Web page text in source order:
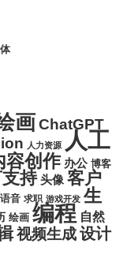
画ChatGPT
人力资源 人工
容创作 办公 博客
持 头像 客户
音 求职 游戏开发 生
绘画 编程 自然
视频生成设计